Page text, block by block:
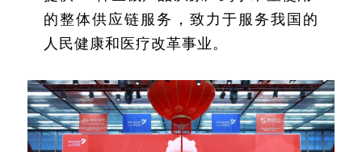
的整体供应链服务，致力于服务我国的
人民健康和医疗改革事业。